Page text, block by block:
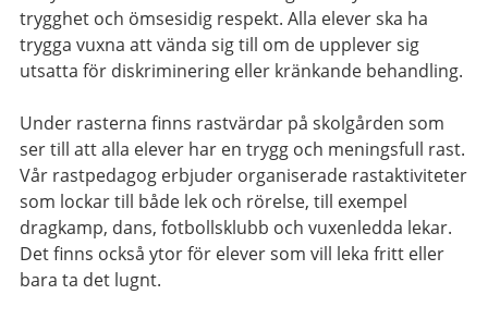
trygghet och ömsesidig respekt. Alla elever ska ha
trygga vuxna att vända sig till om de upplever sig
utsatta för diskriminering eller kränkande behandling.
Under rasterna finns rastvärdar på skolgården som
ser till att alla elever har en trygg och meningsfull rast.
Vår rastpedagog erbjuder organiserade rastaktiviteter
som lockar till både lek och rörelse, till exempel
dragkamp, dans, fotbollsklubb och vuxenledda lekar.
Det finns också ytor för elever som vill leka fritt eller
bara ta det lugnt.